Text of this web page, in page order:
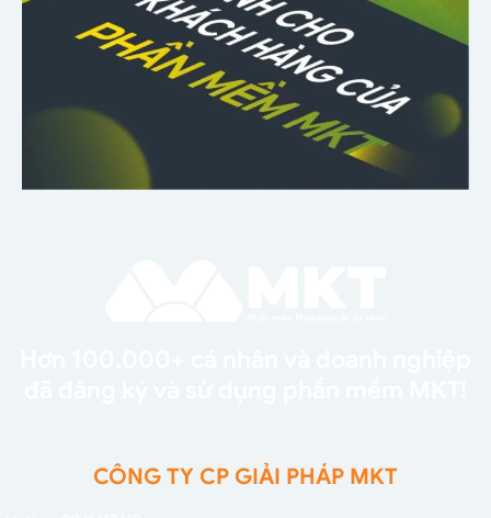
CÔNG TY CP GIẢI PHÁP MKT